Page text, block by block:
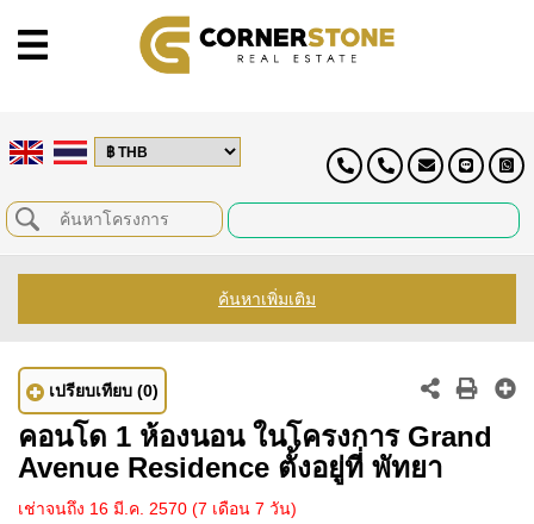
ค้นหาเพิ่มเติม
เปรียบเทียบ (0)
คอนโด 1 ห้องนอน ในโครงการ Grand
Avenue Residence ตั้งอยู่ที่ พัทยา
เช่าจนถึง 16 มี.ค. 2570 (7 เดือน 7 วัน)